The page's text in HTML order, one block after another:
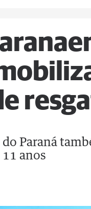
Paraná
anos